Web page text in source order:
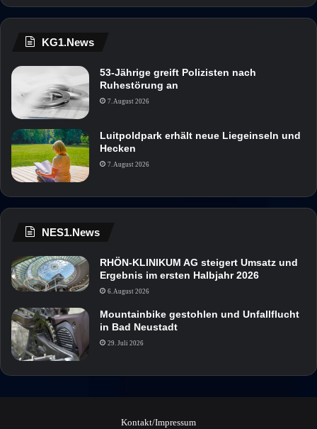
KG1.News
53-Jährige greift Polizisten nach
Ruhestörung an
7. August 2026
Luitpoldpark erhält neue Liegeinseln und
Hecken
7. August 2026
NES1.News
RHÖN-KLINIKUM AG steigert Umsatz und
Ergebnis im ersten Halbjahr 2026
6. August 2026
Mountainbike gestohlen und Unfallflucht
in Bad Neustadt
29. Juli 2026
Kontakt/Impressum